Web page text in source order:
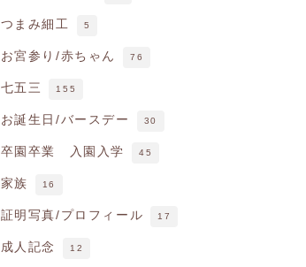
つまみ細工 5
お宮参り/赤ちゃん 76
七五三 155
お誕生日/バースデー 30
卒園卒業 入園入学 45
家族 16
証明写真/プロフィール 17
成人記念 12